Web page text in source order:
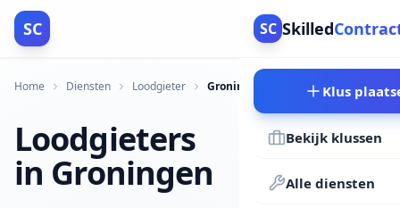
SC SC Skilled
Klus
Bekijk klussen
Alle diensten
Home Diensten Loodgieter Groningen
Loodgieters
in Groningen